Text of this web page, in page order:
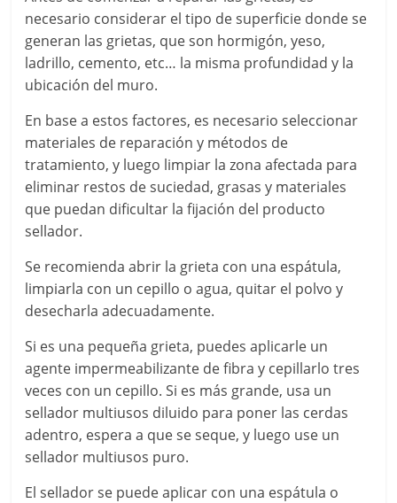
necesario considerar el tipo de superficie donde se
generan las grietas, que son hormigón, yeso,
ladrillo, cemento, etc… la misma profundidad y la
ubicación del muro.
En base a estos factores, es necesario seleccionar
materiales de reparación y métodos de
tratamiento, y luego limpiar la zona afectada para
eliminar restos de suciedad, grasas y materiales
que puedan dificultar la fijación del producto
sellador.
Se recomienda abrir la grieta con una espátula,
limpiarla con un cepillo o agua, quitar el polvo y
desecharla adecuadamente.
Si es una pequeña grieta, puedes aplicarle un
agente impermeabilizante de fibra y cepillarlo tres
veces con un cepillo. Si es más grande, usa un
sellador multiusos diluido para poner las cerdas
adentro, espera a que se seque, y luego use un
sellador multiusos puro.
El sellador se puede aplicar con una espátula o